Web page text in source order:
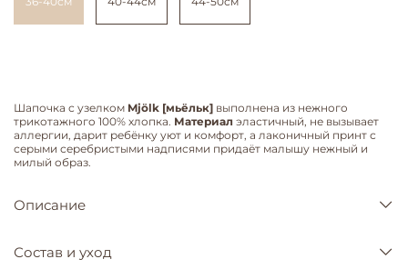
Шапочка с узелком Mjölk [мьёльк] выполнена из нежного
трикотажного 100% хлопка. Материал эластичный, не вызывает
аллергии, дарит ребёнку уют и комфорт, а лаконичный принт с
серыми серебристыми надписями придаёт малышу нежный и
милый образ.
Описание
Состав и уход